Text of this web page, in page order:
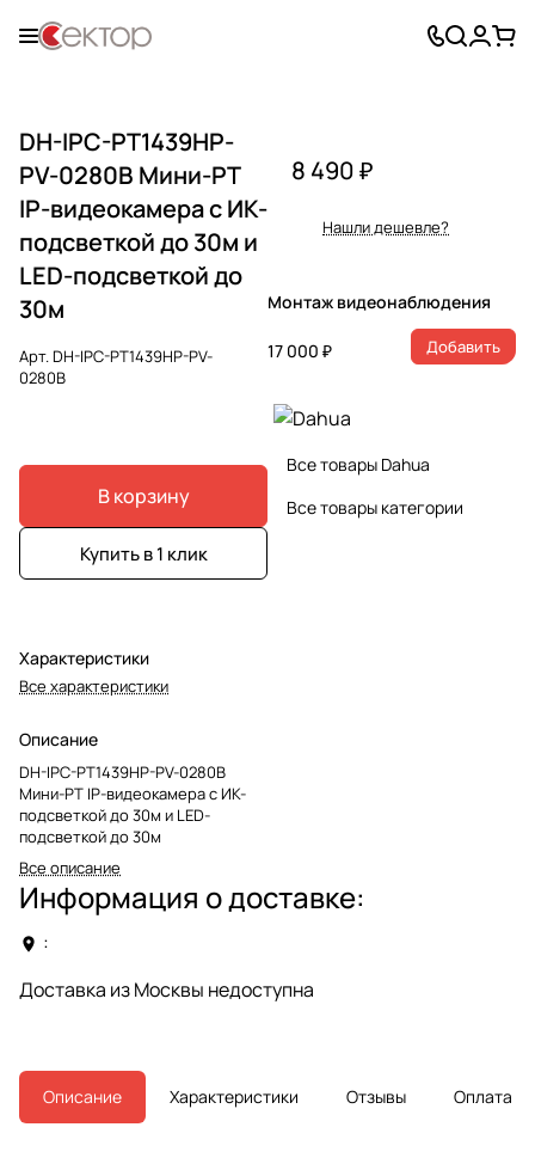
DH-IPC-PT1439HP-
PV-0280B Мини-PT
IP-видеокамера с ИК-
подсветкой до 30м и
LED-подсветкой до
30м
Арт.DH-IPC-PT1439HP-PV-
0280B
В корзину
Купить в 1 клик
Характеристики
Все характеристики
Описание
DH-IPC-PT1439HP-PV-0280B
Мини-PT IP-видеокамера с ИК-
подсветкой до 30м и LED-
подсветкой до 30м
Все описание
8 490 ₽
Нашли дешевле?
Монтаж видеонаблюдения
17 000 ₽ Добавить
Все товары Dahua
Все товары категории
Информация о доставке:
:
Доставка из Москвы недоступна
Описание Характеристики Отзывы Оплата